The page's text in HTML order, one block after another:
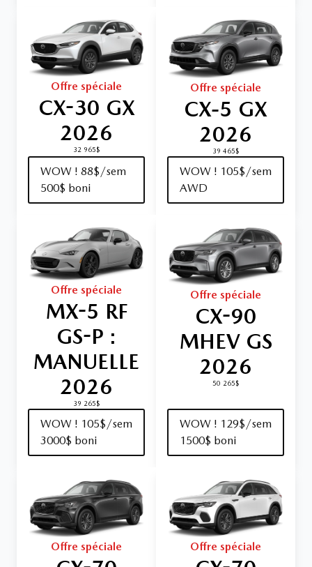
Offre spéciale
CX-30 GX
2026
32 965$
WOW ! 88$/sem
500$ boni
Offre spéciale
CX‑5 GX
2026
39 465$
WOW ! 105$/sem
AWD
Offre spéciale
MX-5 RF
GS-P :
MANUELLE
2026
39 265$
WOW ! 105$/sem
3000$ boni
Offre spéciale
CX-90
MHEV GS
2026
50 265$
WOW ! 129$/sem
1500$ boni
Offre spéciale Offre spéciale